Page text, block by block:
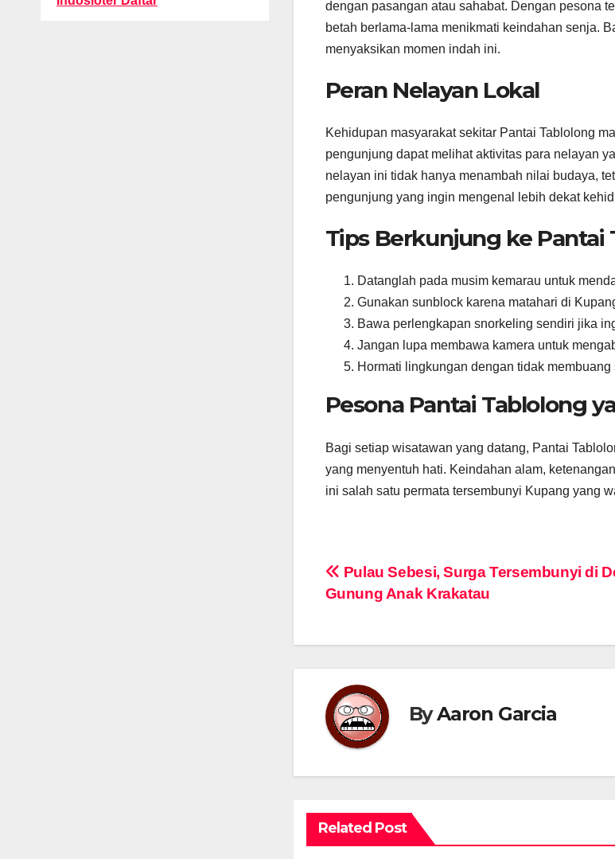
dengan pasangan atau sahabat. Dengan pesona
betah berlama-lama menikmati keindahan senja.
menyaksikan momen indah ini.
Peran Nelayan Lokal
Kehidupan masyarakat sekitar Pantai Tablolong
pengunjung dapat melihat aktivitas para nelayan
nelayan ini tidak hanya menambah nilai budaya,
pengunjung yang ingin mengenal lebih dekat
Tips Berkunjung ke Pantai
Datanglah pada musim kemarau untuk
Gunakan sunblock karena matahari di
Bawa perlengkapan snorkeling sendiri jika
Jangan lupa membawa kamera untuk
Hormati lingkungan dengan tidak
Pesona Pantai Tablolong
Bagi setiap wisatawan yang datang, Pantai
yang menyentuh hati. Keindahan alam,
ini salah satu permata tersembunyi Kupang yang
Navigasi
Pulau Sebesi, Surga Tersembunyi di
Gunung Anak Krakatau
ByAaron Garcia
Related Post